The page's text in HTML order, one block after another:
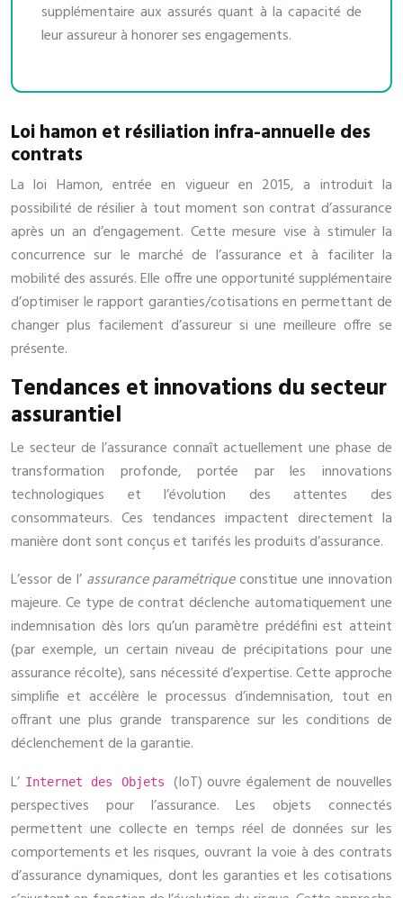
supplémentaire aux assurés quant à la capacité de
leur assureur à honorer ses engagements.
Loi hamon et résiliation infra-annuelle des
contrats
La loi Hamon, entrée en vigueur en 2015, a introduit la
possibilité de résilier à tout moment son contrat d’assurance
après un an d’engagement. Cette mesure vise à stimuler la
concurrence sur le marché de l’assurance et à faciliter la
mobilité des assurés. Elle offre une opportunité supplémentaire
d’optimiser le rapport garanties/cotisations en permettant de
changer plus facilement d’assureur si une meilleure offre se
présente.
Tendances et innovations du secteur
assurantiel
Le secteur de l’assurance connaît actuellement une phase de
transformation profonde, portée par les innovations
technologiques et l’évolution des attentes des
consommateurs. Ces tendances impactent directement la
manière dont sont conçus et tarifés les produits d’assurance.
L’essor de l’ assurance paramétriqueconstitue une innovation
majeure. Ce type de contrat déclenche automatiquement une
indemnisation dès lors qu’un paramètre prédéfini est atteint
(par exemple, un certain niveau de précipitations pour une
assurance récolte), sans nécessité d’expertise. Cette approche
simplifie et accélère le processus d’indemnisation, tout en
offrant une plus grande transparence sur les conditions de
déclenchement de la garantie.
L’ Internet des Objets (IoT) ouvre également de nouvelles
perspectives pour l’assurance. Les objets connectés
permettent une collecte en temps réel de données sur les
comportements et les risques, ouvrant la voie à des contrats
d’assurance dynamiques, dont les garanties et les cotisations